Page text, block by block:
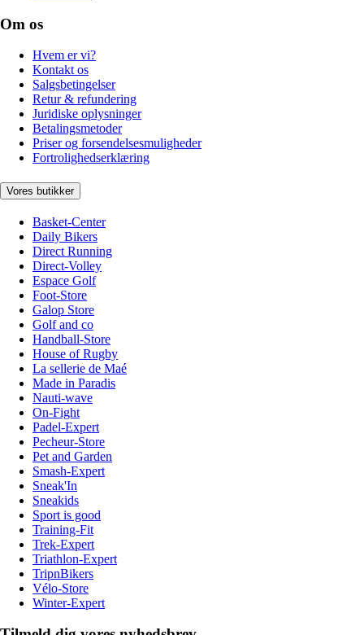
Om os
Hvem er vi?
Kontakt os
Salgsbetingelser
Retur & refundering
Juridiske oplysninger
Betalingsmetoder
Priser og forsendelsesmuligheder
Fortrolighedserklæring
Vores butikker
Basket-Center
Daily Bikers
Direct Running
Direct-Volley
Espace Golf
Foot-Store
Galop Store
Golf and co
Handball-Store
House of Rugby
La sellerie de Maé
Made in Paradis
Nauti-wave
On-Fight
Padel-Expert
Pecheur-Store
Pet and Garden
Smash-Expert
Sneak'In
Sneakids
Sport is good
Training-Fit
Trek-Expert
Triathlon-Expert
TripnBikers
Vélo-Store
Winter-Expert